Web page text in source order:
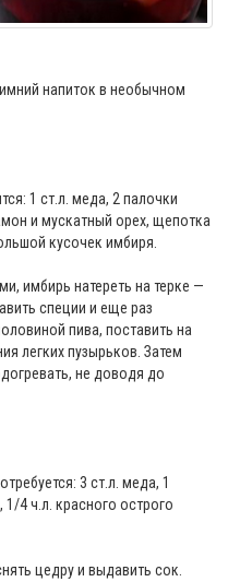
напиток в необычном
1 ст.л. меда, 2 палочки
и мускатный орех, щепотка
кусочек имбиря.
имбирь натереть на терке —
специи и еще раз
пива, поставить на
легких пузырьков. Затем
не доводя до
3 ст.л. меда, 1
4 ч.л. красного острого
цедру и выдавить сок.